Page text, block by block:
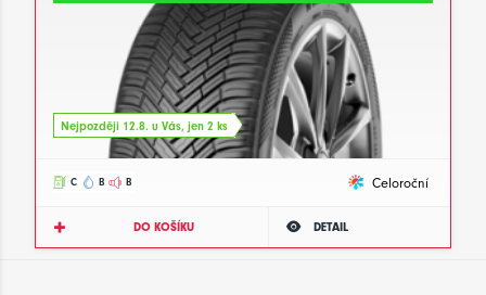
Nejpozději 12.8. u Vás, jen 2 ks
C B B Celoroční
DO KOŠÍKU DETAIL